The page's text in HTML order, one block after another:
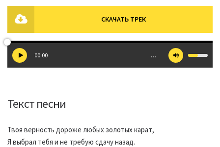
СКАЧАТЬ ТРЕК
00:00 …
Текст песни
Твоя верность дороже любых золотых карат,
Я выбрал тебя и не требую сдачу назад.